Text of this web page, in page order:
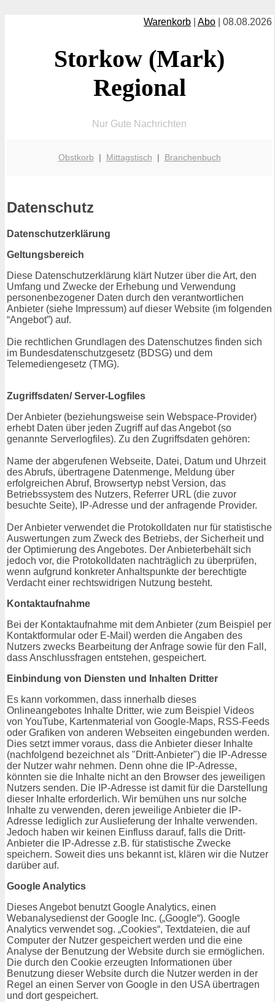
Warenkorb Abo | 08.08.2026
Storkow (Mark)
Regional
Nur Gute Nachrichten
Obstkorb | Mittagstisch | Branchenbuch
Datenschutz
Datenschutzerklärung
Geltungsbereich
Diese Datenschutzerklärung klärt Nutzer über die Art, den
Umfang und Zwecke der Erhebung und Verwendung
personenbezogener Daten durch den verantwortlichen
Anbieter (siehe Impressum) auf dieser Website (im folgenden
“Angebot”) auf.
Die rechtlichen Grundlagen des Datenschutzes finden sich
im Bundesdatenschutzgesetz (BDSG) und dem
Telemediengesetz (TMG).
Zugriffsdaten/ Server-Logfiles
Der Anbieter (beziehungsweise sein Webspace-Provider)
erhebt Daten über jeden Zugriff auf das Angebot (so
genannte Serverlogfiles). Zu den Zugriffsdaten gehören:
Name der abgerufenen Webseite, Datei, Datum und Uhrzeit
des Abrufs, übertragene Datenmenge, Meldung über
erfolgreichen Abruf, Browsertyp nebst Version, das
Betriebssystem des Nutzers, Referrer URL (die zuvor
besuchte Seite), IP-Adresse und der anfragende Provider.
Der Anbieter verwendet die Protokolldaten nur für statistische
Auswertungen zum Zweck des Betriebs, der Sicherheit und
der Optimierung des Angebotes. Der Anbieterbehält sich
jedoch vor, die Protokolldaten nachträglich zu überprüfen,
wenn aufgrund konkreter Anhaltspunkte der berechtigte
Verdacht einer rechtswidrigen Nutzung besteht.
Kontaktaufnahme
Bei der Kontaktaufnahme mit dem Anbieter (zum Beispiel per
Kontaktformular oder E-Mail) werden die Angaben des
Nutzers zwecks Bearbeitung der Anfrage sowie für den Fall,
dass Anschlussfragen entstehen, gespeichert.
Einbindung von Diensten und Inhalten Dritter
Es kann vorkommen, dass innerhalb dieses
Onlineangebotes Inhalte Dritter, wie zum Beispiel Videos
von YouTube, Kartenmaterial von Google-Maps, RSS-Feeds
oder Grafiken von anderen Webseiten eingebunden werden.
Dies setzt immer voraus, dass die Anbieter dieser Inhalte
(nachfolgend bezeichnet als "Dritt-Anbieter") die IP-Adresse
der Nutzer wahr nehmen. Denn ohne die IP-Adresse,
könnten sie die Inhalte nicht an den Browser des jeweiligen
Nutzers senden. Die IP-Adresse ist damit für die Darstellung
dieser Inhalte erforderlich. Wir bemühen uns nur solche
Inhalte zu verwenden, deren jeweilige Anbieter die IP-
Adresse lediglich zur Auslieferung der Inhalte verwenden.
Jedoch haben wir keinen Einfluss darauf, falls die Dritt-
Anbieter die IP-Adresse z.B. für statistische Zwecke
speichern. Soweit dies uns bekannt ist, klären wir die Nutzer
darüber auf.
Google Analytics
Dieses Angebot benutzt Google Analytics, einen
Webanalysedienst der Google Inc. („Google“). Google
Analytics verwendet sog. „Cookies“, Textdateien, die auf
Computer der Nutzer gespeichert werden und die eine
Analyse der Benutzung der Website durch sie ermöglichen.
Die durch den Cookie erzeugten Informationen über
Benutzung dieser Website durch die Nutzer werden in der
Regel an einen Server von Google in den USA übertragen
und dort gespeichert.